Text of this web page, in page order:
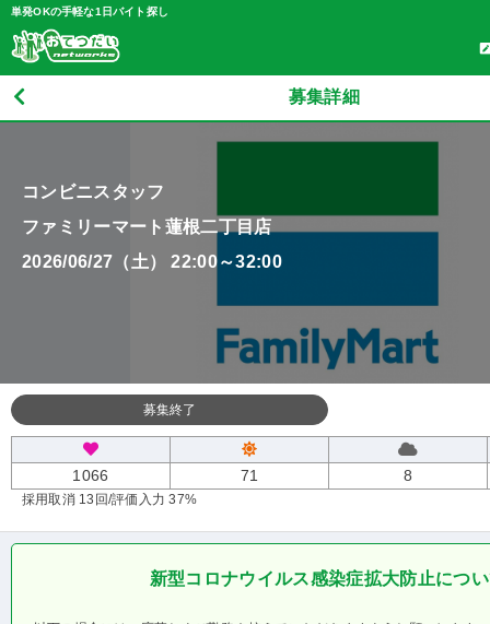
単発OKの手軽な1日バイト探し
募集詳細
コンビニスタッフ
ファミリーマート蓮根二丁目店
2026/06/27（土） 22:00～32:00
募集終了
1066 71 8
採用取消 13回/評価入力 37%
新型コロナウイルス感染症拡大防止につ